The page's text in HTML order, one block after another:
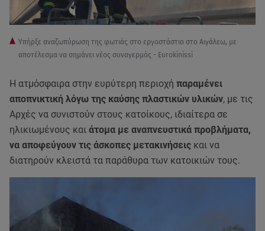
Υπήρξε αναζωπύρωση της φωτιάς στο εργοστάστιο στο Αιγάλεω, με
αποτέλεσμα να σημάνει νέος συναγερμός - Eurokinissi
Η ατμόσφαιρα στην ευρύτερη περιοχή παραμένει
αποπνικτική λόγω της καύσης πλαστικών υλικών, με τις
Αρχές να συνιστούν στους κατοίκους, ιδιαίτερα σε
ηλικιωμένους και άτομα με αναπνευστικά προβλήματα,
να αποφεύγουν τις άσκοπες μετακινήσεις και να
διατηρούν κλειστά τα παράθυρα των κατοικιών τους.